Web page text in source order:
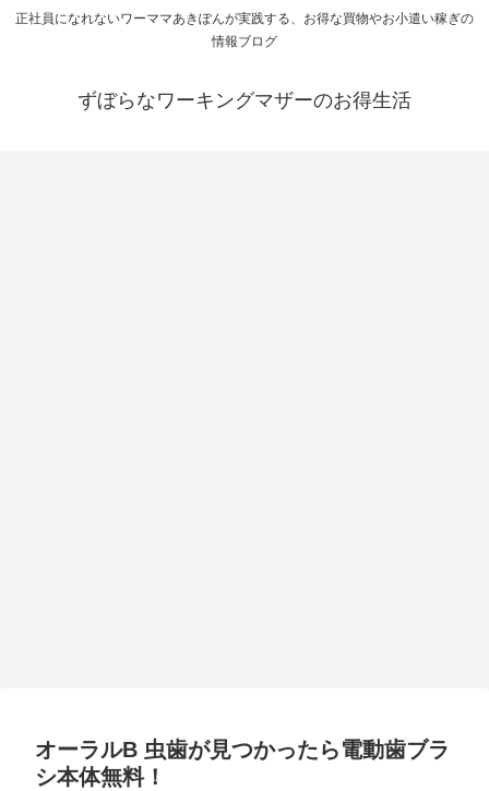
正社員になれないワーママあきぽんが実践する、お得な買物やお小遣い稼ぎの
情報ブログ
ずぼらなワーキングマザーのお得生活
オーラルB 虫歯が見つかったら電動歯ブラ
シ本体無料！